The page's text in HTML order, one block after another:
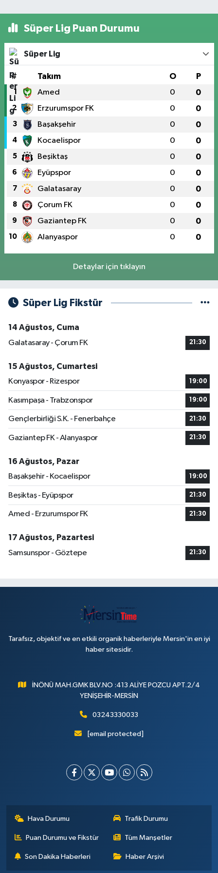
Süper Lig Puan Durumu
Süper Lig
# Takım O P
1 Amed 0 0
2 Erzurumspor FK 0 0
3 Başakşehir 0 0
4 Kocaelispor 0 0
5 Beşiktaş 0 0
6 Eyüpspor 0 0
7 Galatasaray 0 0
8 Çorum FK 0 0
9 Gaziantep FK 0 0
10 Alanyaspor 0 0
Detaylar için tıklayın
Süper Lig Fikstür
14 Ağustos, Cuma
Galatasaray - Çorum FK
21:30
15 Ağustos, Cumartesi
Konyaspor - Rizespor
19:00
Kasımpaşa - Trabzonspor 19:00
Gençlerbirliği S.K. - Fenerbahçe 21:30
Gaziantep FK - Alanyaspor 21:30
16 Ağustos, Pazar
Başakşehir - Kocaelispor
19:00
Beşiktaş - Eyüpspor 21:30
Amed - Erzurumspor FK 21:30
17 Ağustos, Pazartesi
Samsunspor - Göztepe
21:30
Tarafsız, objektif ve en etkili organik haberleriyle Mersin'in en iyi
haber sitesidir.
İNÖNÜ MAH.GMK BLV.NO :413 ALİYE POZCU APT.2/4
YENİŞEHİR-MERSİN
03243330033
[email protected]
Hava Durumu Trafik Durumu
Puan Durumu ve Fikstür Tüm Manşetler
Son Dakika Haberleri Haber Arşivi